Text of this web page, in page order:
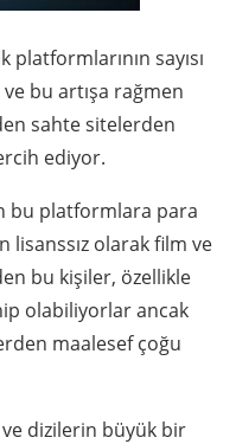
sayısı
bu artışa rağmen
sahte sitelerden
ediyor.
bu platformlara para
lisanssız olarak film ve
bu kişiler, özellikle
olabiliyorlar ancak
maalesef çoğu
dizilerin büyük bir